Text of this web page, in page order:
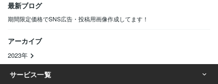
最新ブログ
期間限定価格でSNS広告・投稿用画像作成してます！
アーカイブ
2023年